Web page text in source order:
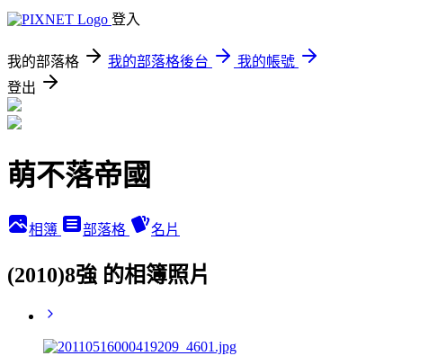
登入
我的部落格 我的部落格後台
我的帳號
登出
萌不落帝國
相簿 部落格 名片
(2010)8強 的相簿照片